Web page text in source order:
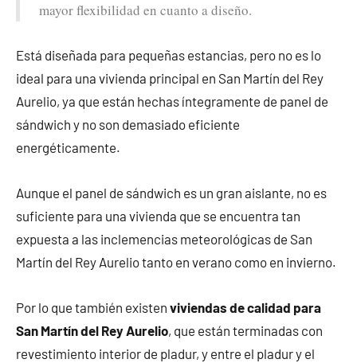
mayor flexibilidad en cuanto a diseño.
Está diseñada para pequeñas estancias, pero no es lo
ideal para una vivienda principal en San Martín del Rey
Aurelio, ya que están hechas íntegramente de panel de
sándwich y no son demasiado eficiente
energéticamente.
Aunque el panel de sándwich es un gran aislante, no es
suficiente para una vivienda que se encuentra tan
expuesta a las inclemencias meteorológicas de San
Martín del Rey Aurelio tanto en verano como en invierno.
Por lo que también existen viviendas de calidad para
San Martín del Rey Aurelio, que están terminadas con
revestimiento interior de pladur, y entre el pladur y el